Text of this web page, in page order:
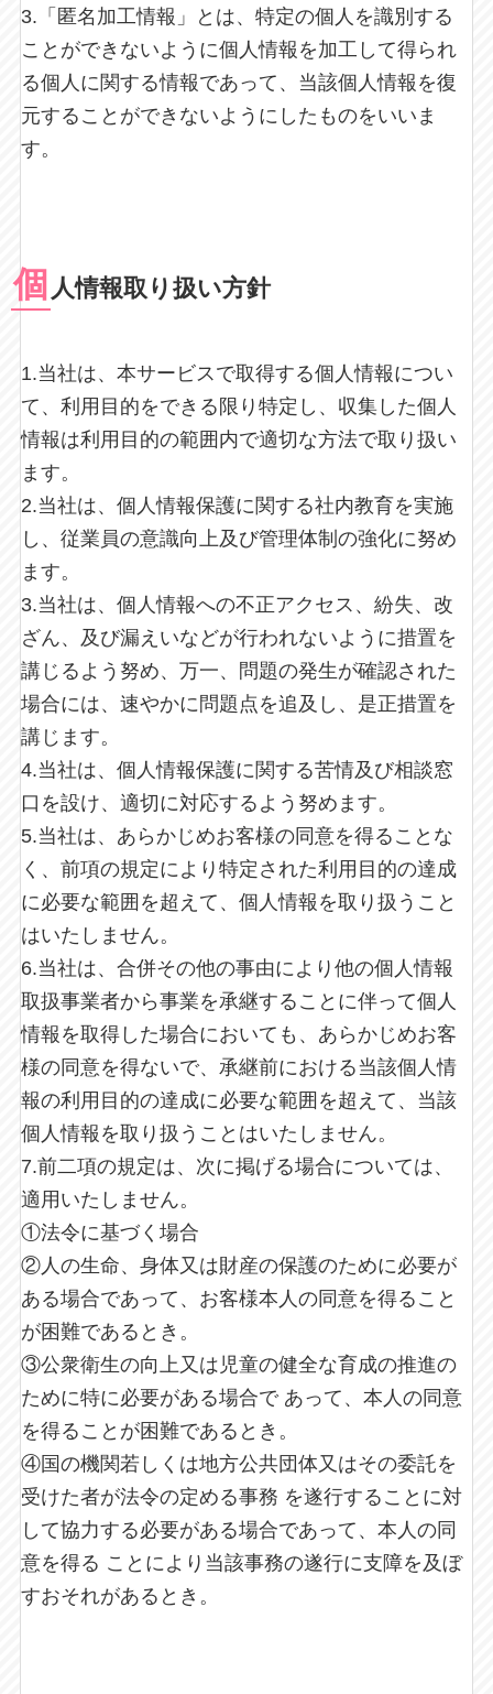
3.「匿名加工情報」とは、特定の個人を識別する
ことができないように個人情報を加工して得られ
る個人に関する情報であって、当該個人情報を復
元することができないようにしたものをいいま
す。
個 人情報取り扱い方針
1.当社は、本サービスで取得する個人情報につい
て、利用目的をできる限り特定し、収集した個人
情報は利用目的の範囲内で適切な方法で取り扱い
ます。
2.当社は、個人情報保護に関する社内教育を実施
し、従業員の意識向上及び管理体制の強化に努め
ます。
3.当社は、個人情報への不正アクセス、紛失、改
ざん、及び漏えいなどが行われないように措置を
講じるよう努め、万一、問題の発生が確認された
場合には、速やかに問題点を追及し、是正措置を
講じます。
4.当社は、個人情報保護に関する苦情及び相談窓
口を設け、適切に対応するよう努めます。
5.当社は、あらかじめお客様の同意を得ることな
く、前項の規定により特定された利用目的の達成
に必要な範囲を超えて、個人情報を取り扱うこと
はいたしません。
6.当社は、合併その他の事由により他の個人情報
取扱事業者から事業を承継することに伴って個人
情報を取得した場合においても、あらかじめお客
様の同意を得ないで、承継前における当該個人情
報の利用目的の達成に必要な範囲を超えて、当該
個人情報を取り扱うことはいたしません。
7.前二項の規定は、次に掲げる場合については、
適用いたしません。
①法令に基づく場合
②人の生命、身体又は財産の保護のために必要が
ある場合であって、お客様本人の同意を得ること
が困難であるとき。
③公衆衛生の向上又は児童の健全な育成の推進の
ために特に必要がある場合で あって、本人の同意
を得ることが困難であるとき。
④国の機関若しくは地方公共団体又はその委託を
受けた者が法令の定める事務 を遂行することに対
して協力する必要がある場合であって、本人の同
意を得る ことにより当該事務の遂行に支障を及ぼ
すおそれがあるとき。